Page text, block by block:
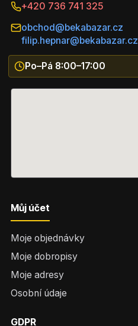
+420 736 741 325
obchod@bekabazar.cz
filip.hepnar@bekabazar.cz
Po–Pá 8:00–17:00
Můj účet
Moje objednávky
Moje dobropisy
Moje adresy
Osobní údaje
GDPR